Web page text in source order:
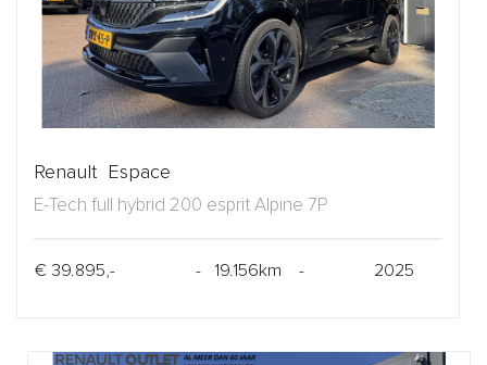
Renault Espace
E-Tech full hybrid 200 esprit Alpine 7P
€ 39.895,- - 19.156km - 2025